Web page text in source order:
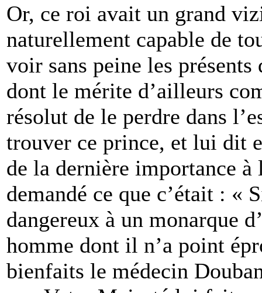
Or, ce roi avait un grand
naturellement capable de
voir sans peine les
dont le mérite d’ailleurs
résolut de le perdre dans
trouver ce prince, et lui dit
de la dernière importance
demandé ce que c’était :
dangereux à un monarque
homme dont il n’a point
bienfaits le médecin